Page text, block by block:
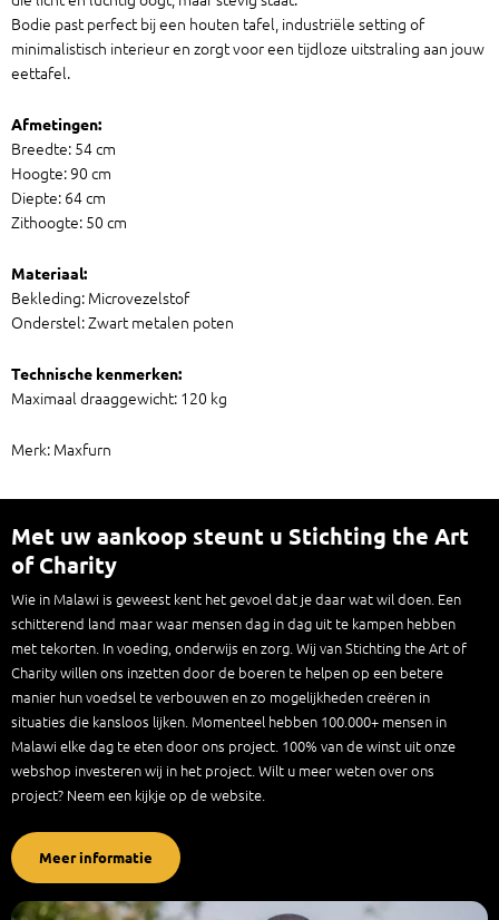
Bodie past perfect bij een houten tafel, industriële setting of
minimalistisch interieur en zorgt voor een tijdloze uitstraling aan jouw
eettafel.
Afmetingen:
Breedte: 54 cm
Hoogte: 90 cm
Diepte: 64 cm
Zithoogte: 50 cm
Materiaal:
Bekleding: Microvezelstof
Onderstel: Zwart metalen poten
Technische kenmerken:
Maximaal draaggewicht: 120 kg
Merk: Maxfurn
Met uw aankoop steunt u Stichting the Art
of Charity
Wie in Malawi is geweest kent het gevoel dat je daar wat wil doen. Een
schitterend land maar waar mensen dag in dag uit te kampen hebben
met tekorten. In voeding, onderwijs en zorg. Wij van Stichting the Art of
Charity willen ons inzetten door de boeren te helpen op een betere
manier hun voedsel te verbouwen en zo mogelijkheden creëren in
situaties die kansloos lijken. Momenteel hebben 100.000+ mensen in
Malawi elke dag te eten door ons project. 100% van de winst uit onze
webshop investeren wij in het project. Wilt u meer weten over ons
project? Neem een kijkje op de website.
Meer informatie